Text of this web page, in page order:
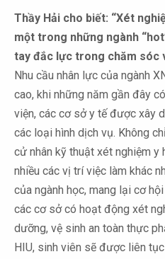
Thầy Hải cho biết: “Xét
một trong những ngành
tay đắc lực trong chăm sóc
Nhu cầu nhân lực của ngành
cao, khi những năm gần đây
viện, các cơ sở y tế được xây
các loại hình dịch vụ. Không
cử nhân kỹ thuật xét nghiệm y
nhiều các vị trí việc làm khác
của ngành học, mang lại cơ
các cơ sở có hoạt động xét
dưỡng, vệ sinh an toàn thực
HIU, sinh viên sẽ được liên